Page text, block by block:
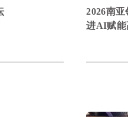
2026南
进AI赋能